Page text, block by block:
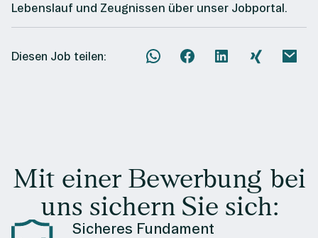
Lebenslauf und Zeugnissen über unser Jobportal.
Diesen Job teilen:
Mit einer Bewerbung bei
uns sichern Sie sich:
Sicheres Fundament